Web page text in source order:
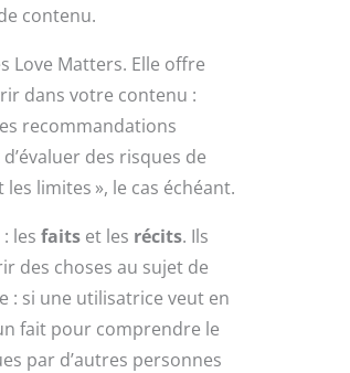
contenu.
Love Matters. Elle offre
dans votre contenu :
recommandations
des risques de
limites », le cas échéant.
les faits et les récits. Ils
des choses au sujet de
: si une utilisatrice veut en
fait pour comprendre le
par d’autres personnes